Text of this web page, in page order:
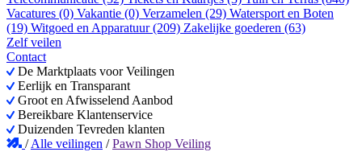
Vacatures (0) Vakantie (0) Verzamelen (29) Watersport en Boten
(19) Witgoed en Apparatuur (209) Zakelijke goederen (63)
Zelf veilen
Contact
De Marktplaats voor Veilingen
Eerlijk en Transparant
Groot en Afwisselend Aanbod
Bereikbare Klantenservice
Duizenden Tevreden klanten
/Alle veilingen /Pawn Shop Veiling